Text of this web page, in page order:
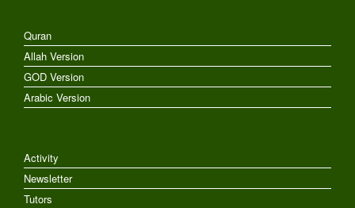
Quran
Allah Version
GOD Version
Arabic Version
Activity
Newsletter
Tutors